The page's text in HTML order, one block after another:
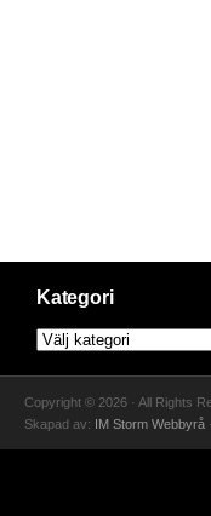
Kategori
Copyright © 2026 · All Rights
Skapad av: IM Storm Webbyrå ·